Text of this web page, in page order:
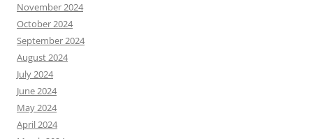
November 2024
October 2024
September 2024
August 2024
July 2024
June 2024
May 2024
April 2024